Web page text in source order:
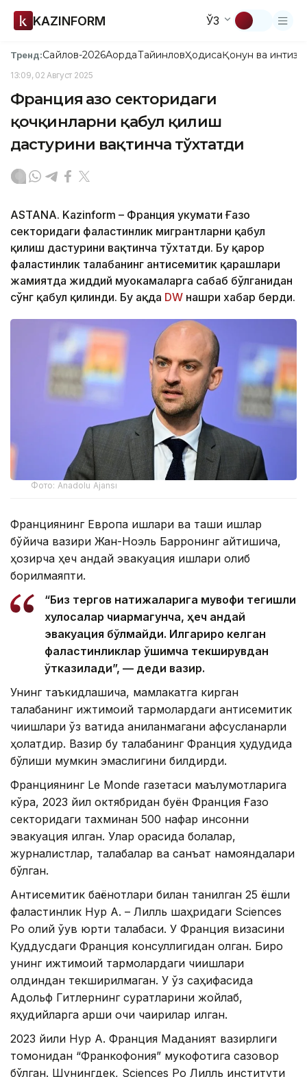
KAZINFORM ЎЗ
Тренд:Сайлов-2026АқордаТайинловҲодисаҚонун ва
13:09, 02 Август 2025
Франция Ғазо секторидаги
қочқинларни қабул қилиш
дастурини вақтинча тўхтатди
ASTANA. Kazinform – Франция ҳукумати Ғазо
секторидаги фаластинлик мигрантларни қабул
қилиш дастурини вақтинча тўхтатди. Бу қарор
фаластинлик талабанинг антисемитик қарашлари
жамиятда жиддий муҳокамаларга сабаб бўлганидан
сўнг қабул қилинди. Бу ҳақда DW нашри хабар берди.
Фото: Anadolu Ajansı
Франциянинг Европа ишлари ва ташқи ишлар
бўйича вазири Жан-Ноэль Барронинг айтишича,
ҳозирча ҳеч қандай эвакуация ишлари олиб
борилмаяпти.
“Биз тергов натижаларига мувофиқ тегишли
хулосалар чиқармагунча, ҳеч қандай
эвакуация бўлмайди. Илгарироқ келган
фаластинликлар қўшимча текширувдан
ўтказилади”, — деди вазир.
Унинг таъкидлашича, мамлакатга кирган
талабанинг ижтимоий тармоқлардаги антисемитик
чиқишлари ўз вақтида аниқланмагани афсусланарли
ҳолатдир. Вазир бу талабанинг Франция ҳудудида
бўлиши мумкин эмаслигини билдирди.
Франциянинг Le Monde газетаси маълумотларига
кўра, 2023 йил октябридан буён Франция Ғазо
секторидаги тахминан 500 нафар инсонни
эвакуация қилган. Улар орасида болалар,
журналистлар, талабалар ва санъат намояндалари
бўлган.
Антисемитик баёнотлари билан танилган 25 ёшли
фаластинлик Нур А. – Лилль шаҳридаги Sciences
Po олий ўқув юрти талабаси. У Франция визасини
Қуддусдаги Франция консуллигидан олган. Бироқ
унинг ижтимоий тармоқлардаги чиқишлари
олдиндан текширилмаган. У ўз саҳифасида
Адольф Гитлернинг суратларини жойлаб,
яҳудийларга қарши очиқ чақириқлар қилган.
2023 йили Нур А. Франция Маданият вазирлиги
томонидан “Франкофония” мукофотига сазовор
бўлган. Шунингдек, Sciences Po Лилль институти